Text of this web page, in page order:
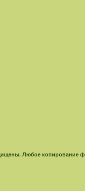
Любое копирование